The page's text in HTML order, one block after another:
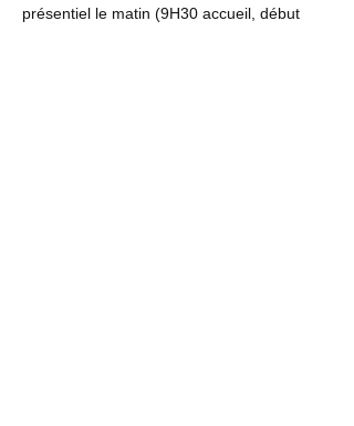
présentiel le matin (9H30 accueil, début